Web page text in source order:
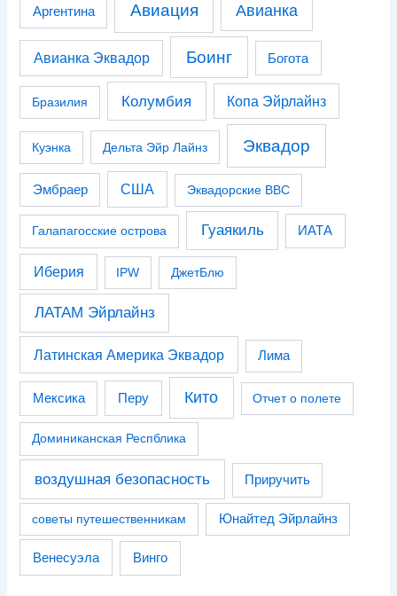
Аргентина Авиация Авианка
Авианка Эквадор Боинг Богота
Бразилия Колумбия Копа Эйрлайнз
Куэнка Дельта Эйр Лайнз Эквадор
Эмбраер США Эквадорские ВВС
Галапагосские острова Гуаякиль ИАТА
Иберия IPW ДжетБлю
ЛАТАМ Эйрлайнз
Латинская Америка Эквадор Лима
Мексика Перу Кито Отчет о полете
Доминиканская Респблика
воздушная безопасность Приручить
советы путешественникам Юнайтед Эйрлайнз
Венесуэла Винго